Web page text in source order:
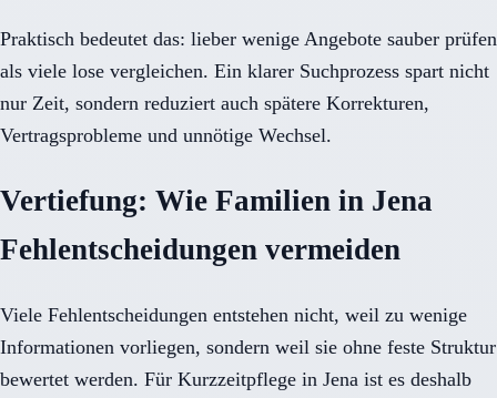
Praktisch bedeutet das: lieber wenige Angebote sauber prüfen
als viele lose vergleichen. Ein klarer Suchprozess spart nicht
nur Zeit, sondern reduziert auch spätere Korrekturen,
Vertragsprobleme und unnötige Wechsel.
Vertiefung: Wie Familien in Jena
Fehlentscheidungen vermeiden
Viele Fehlentscheidungen entstehen nicht, weil zu wenige
Informationen vorliegen, sondern weil sie ohne feste Struktur
bewertet werden. Für Kurzzeitpflege in Jena ist es deshalb